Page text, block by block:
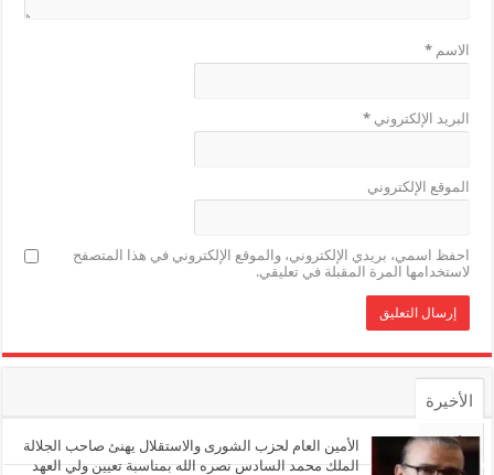
الاسم*
البريد الإلكتروني*
الموقع الإلكتروني
احفظ اسمي، بريدي الإلكتروني، والموقع الإلكتروني في هذا المتصفح
لاستخدامها المرة المقبلة في تعليقي.
الأخيرة
الأشهر
الأمين العام لحزب الشورى والاستقلال يهنئ صاحب الجلالة
الملك محمد السادس نصره الله بمناسبة تعيين ولي العهد